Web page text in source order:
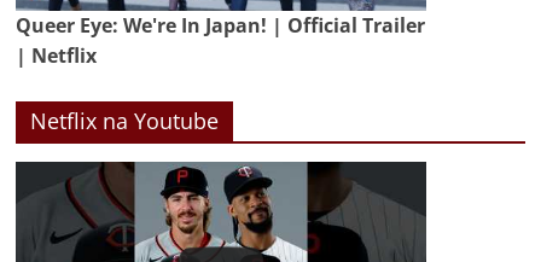
Queer Eye: We're In Japan! | Official Trailer
| Netflix
Netflix na Youtube